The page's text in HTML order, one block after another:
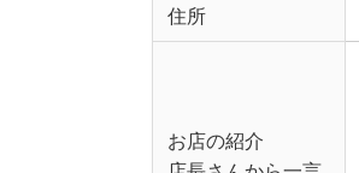
住所
お店の紹介